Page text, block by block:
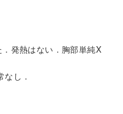
発熱はない．胸部単純X
し．